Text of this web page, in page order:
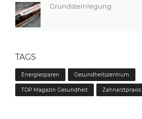
Grundsteinlegung
TAGS
Energiesparen Gesundheitszentrum
TOP Magazin Gesundheit Zahnarztpraxis